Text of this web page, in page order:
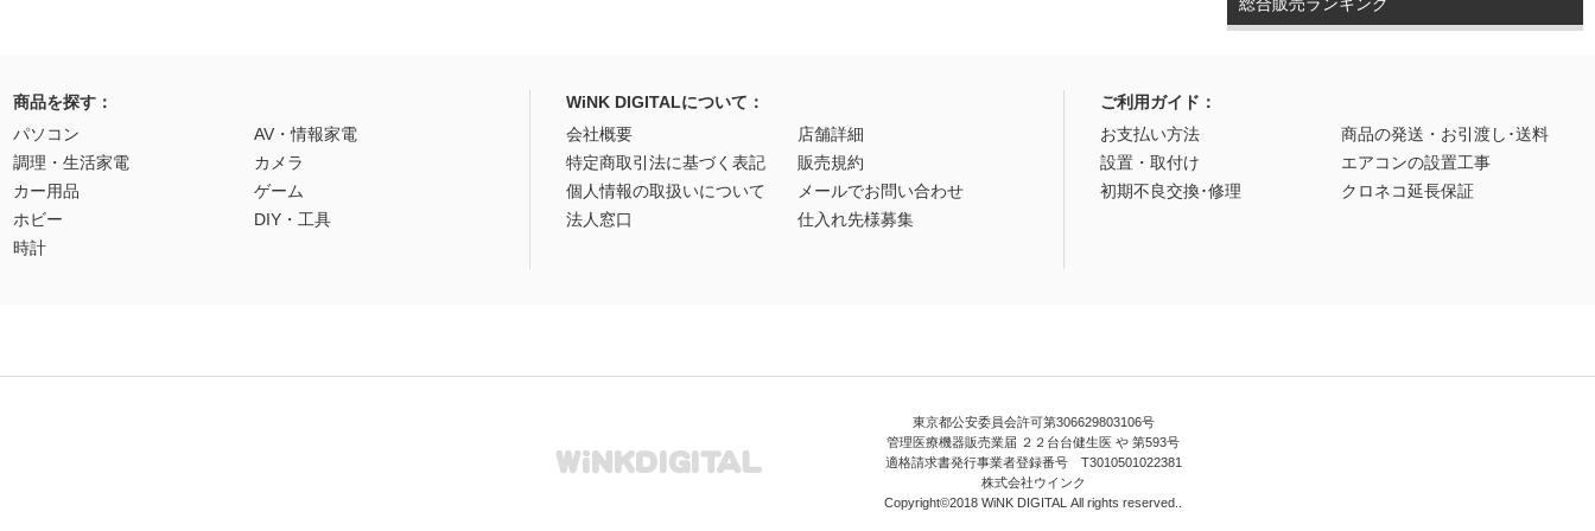
総合販売ランキング
商品を探す：
パソコン
AV・情報家電
調理・生活家電
カメラ
カー用品
ゲーム
ホビー
DIY・工具
時計
WiNK DIGITALについて：
会社概要
店舗詳細
特定商取引法に基づく表記
販売規約
個人情報の取扱いについて
メールでお問い合わせ
法人窓口
仕入れ先様募集
ご利用ガイド：
お支払い方法
商品の発送・お引渡し･送料
設置・取付け
エアコンの設置工事
初期不良交換･修理
クロネコ延長保証
東京都公安委員会許可第306629803106号
管理医療機器販売業届 ２２台台健生医 や 第593号
適格請求書発行事業者登録番号 T3010501022381
株式会社ウインク
Copyright©2018 WiNK DIGITAL All rights reserved..